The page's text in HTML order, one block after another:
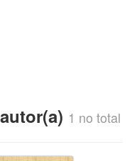
1 no total